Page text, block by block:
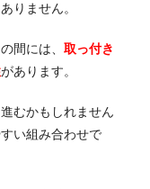
りません。
間には、 取っ付き
があります。
むかもしれません
い組み合わせで